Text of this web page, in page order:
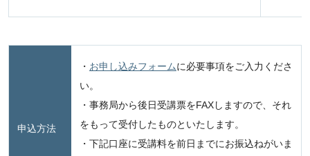
申込方法
・ お申し込みフォームに必要事項をご入力くださ
い。
・事務局から後日受講票をFAXしますので、それ
をもって受付したものといたします。
・下記口座に受講料を前日までにお振込ねがいま